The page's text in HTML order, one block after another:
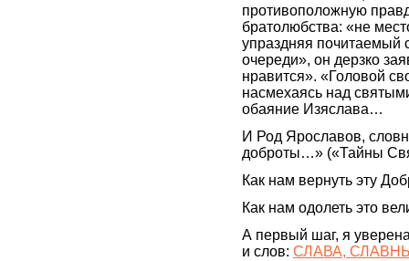
противоположную
братолюбства: «не
упраздняя почитаемый
очереди», он дерзко
нравится». «Головой
насмехаясь над
обаяние Изяслава…
И Род Ярославов,
доброты…» («Тайны
Как нам вернуть эту
Как нам одолеть это
А первый шаг, я
и слов: СЛАВА,